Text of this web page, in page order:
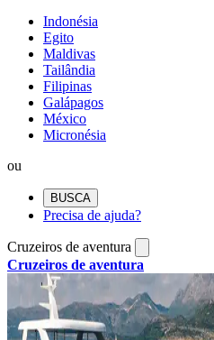
Indonésia
Egito
Maldivas
Tailândia
Filipinas
Galápagos
México
Micronésia
ou
BUSCA
Precisa de ajuda?
Cruzeiros de aventura
Cruzeiros de aventura